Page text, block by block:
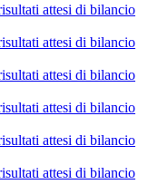
attesi di bilancio
attesi di bilancio
attesi di bilancio
attesi di bilancio
attesi di bilancio
attesi di bilancio